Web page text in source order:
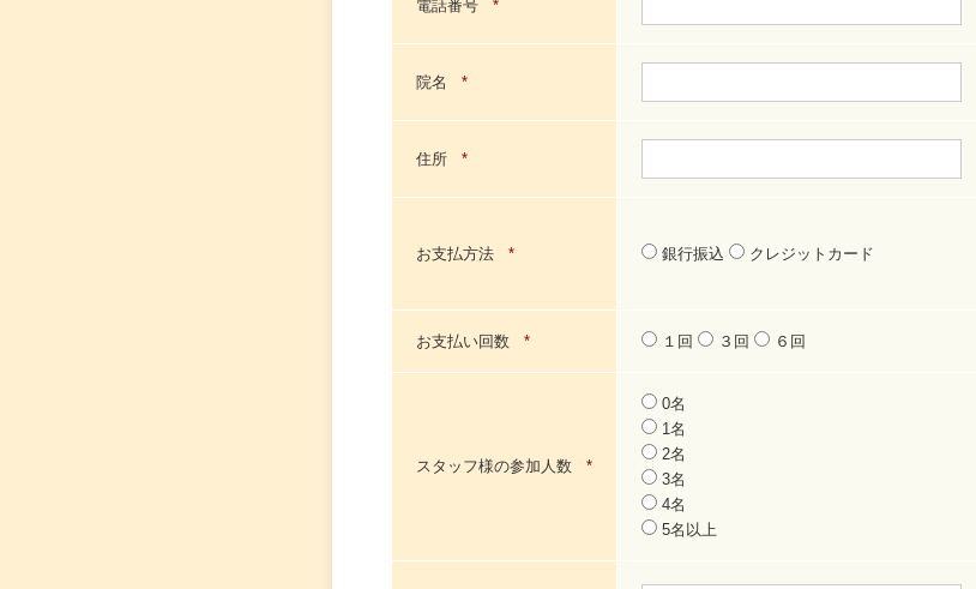
電話番号 *
院名 *
住所 *
お支払方法 * 銀行振込 クレジットカード
お支払い回数 * １回 ３回 ６回
スタッフ様の参加人数 *
0名
1名
2名
3名
4名
5名以上